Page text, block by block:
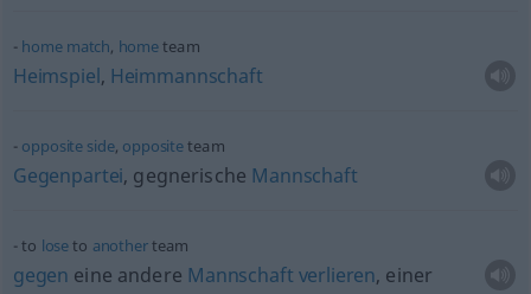
home match, hometeam
Heimspiel, Heimmannschaft
opposite side, oppositeteam
Gegenpartei, gegnerische Mannschaft
to loseto anotherteam
gegen eine andere Mannschaft verlieren, einer